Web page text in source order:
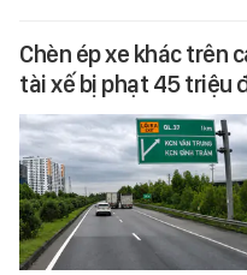
Chèn ép xe khác trên
tài xế bị phạt 45 triệu